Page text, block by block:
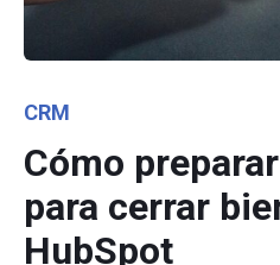
Category
CRM
Cómo
para cerrar
HubSpot